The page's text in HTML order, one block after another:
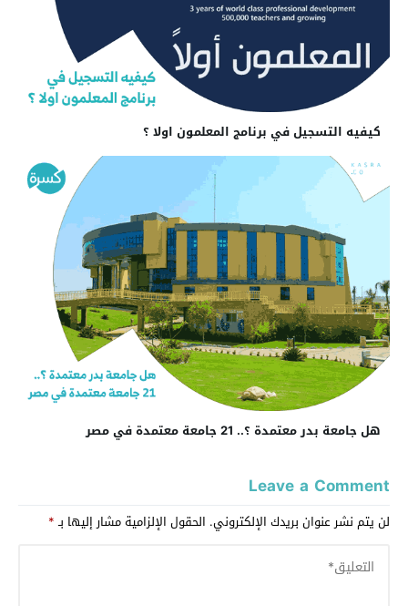
كيفيه التسجيل في برنامج المعلمون اولا ؟
هل جامعة بدر معتمدة ؟.. 21 جامعة معتمدة في مصر
Leave a Comment
لن يتم نشر عنوان بريدك الإلكتروني. الحقول الإلزامية مشار إليها بـ*